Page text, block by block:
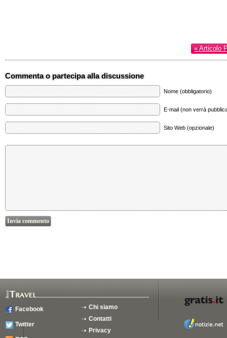
« Articolo
Commenta o partecipa alla discussione
Nome (obbligatorio)
E-mail (non verrà
Sito Web (opzionale)
Facebook
Twitter
Chi siamo
Contatti
Privacy